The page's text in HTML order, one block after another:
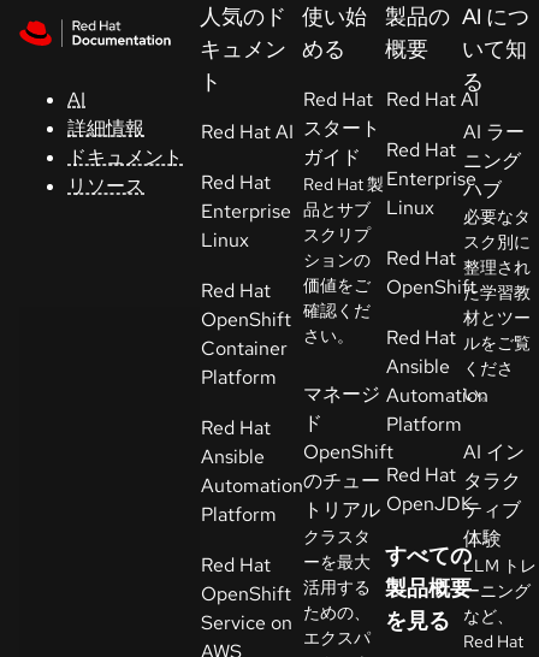
AI
詳細情報
ドキュメント
リソース
ト
コ
ン
ソ
ー
開
者
ト
ラ
イ
ア
ル
の
人気のド
キュメン
ト
Red Hat AI
Red Hat
Enterprise
Linux
Red Hat
OpenShift
Container
Platform
Red Hat
Ansible
Automation
Platform
Red Hat
OpenShift
Service on
AWS
使い始
める
Red Hat
スタート
ガイド
Red Hat 製
品とサブ
スクリプ
ションの
価値をご
確認くだ
さい。
マネージ
ド
OpenShift
のチュー
トリアル
クラスタ
ーを最大
活用する
ための、
エクスパ
製品の
概要
Red Hat AI
Red Hat
Enterprise
Linux
Red Hat
OpenShift
Red Hat
Ansible
Automation
Platform
Red Hat
OpenJDK
すべての
製品概要
を見る
AI につ
いて知
る
AI ラー
ニング
ハブ
必要なタ
スク別に
整理され
た学習教
材とツー
ルをご覧
くださ
い。
AI イン
タラク
ティブ
体験
LLM トレ
ーニング
など、
Red Hat